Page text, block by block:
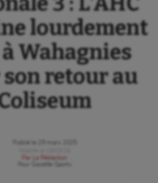
lourdement
Wahagnies
retour au
Publié le
29 mars 2025
Par
La Rédaction
Gazette Sports